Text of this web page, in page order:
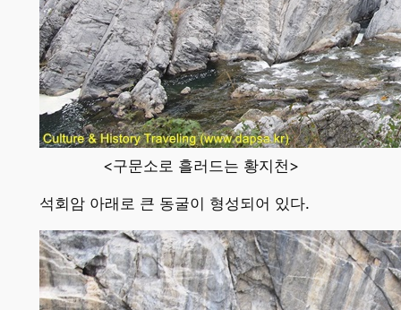
<구문소로 흘러드는 황지천>
석회암 아래로 큰 동굴이 형성되어 있다.